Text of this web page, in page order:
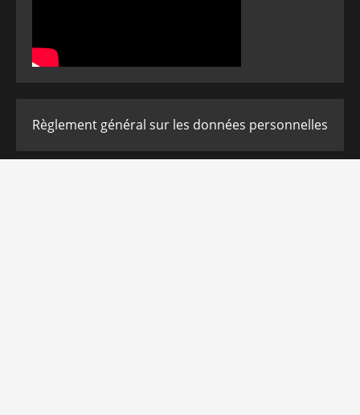
Règlement général sur les données personnelles